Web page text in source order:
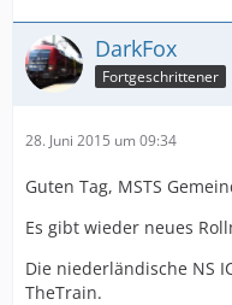
DarkFox
Fortgeschrittener
28. Juni 2015 um 09:34
Guten Tag, MSTS
Es gibt wieder neues
Die niederländische NS
TheTrain.